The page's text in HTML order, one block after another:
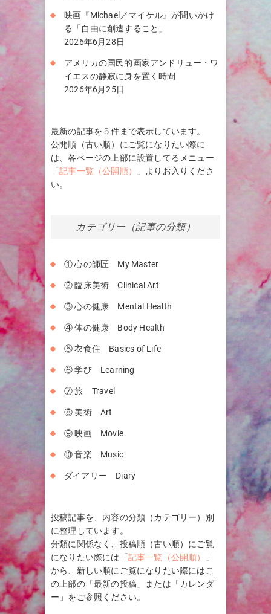
映画『Michael／マイケル』が問いかけ
る「自由に創造すること」
2026年6月28日
アメリカの国民的画家アンドリュー・ワ
イエスの静寂に身を置く時間
2026年6月25日
最新の記事を５件まで表示しています。
公開順（古い順）にご覧になりたい際に
は、各ページの上部に設置してるメニュー
「記事一覧（公開順）
」よりお入りくださ
い。
カテゴリー（記事の分類）
① 心の師匠 My Master
② 臨床美術 Clinical Art
③ 心の健康 Mental Health
④ 体の健康 Body Health
⑤ 衣食住 Basics of Life
⑥ 学び Learning
⑦ 旅 Travel
⑧ 美術 Art
⑨ 映画 Movie
⑩ 音楽 Music
ダイアリー Diary
投稿記事を、内容の分類（カテゴリー）別
に整理しています。
分類に関係なく、投稿順（古い順）にご覧
になりたい際には「記事一覧（公開順）
」
から、新しい順にご覧になりたい際にはこ
の上部の「最新の投稿」または「カレンダ
ー」をご参照ください。